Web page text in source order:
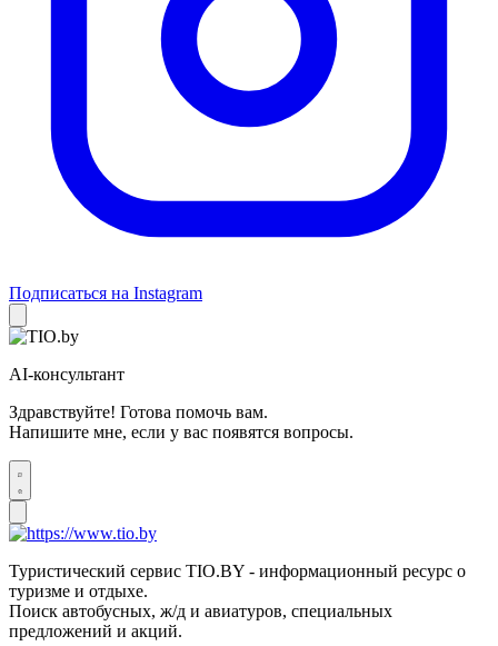
Подписаться на Instagram
AI-консультант
Здравствуйте! Готова помочь вам.
Напишите мне, если у вас появятся вопросы.
Туристический сервис TIO.BY - информационный ресурс о
туризме и отдыхе.
Поиск автобусных, ж/д и авиатуров, специальных
предложений и акций.